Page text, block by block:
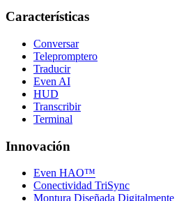
Características
Conversar
Telepromptero
Traducir
Even AI
HUD
Transcribir
Terminal
Innovación
Even HAO™
Conectividad TriSync
Montura Diseñada Digitalmente